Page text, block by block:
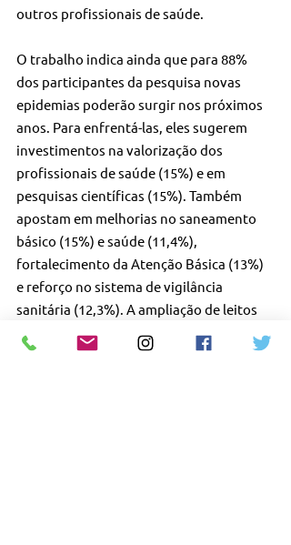
outros profissionais de saúde.
O trabalho indica ainda que para 88%
dos participantes da pesquisa novas
epidemias poderão surgir nos próximos
anos. Para enfrentá-las, eles sugerem
investimentos na valorização dos
profissionais de saúde (15%) e em
pesquisas científicas (15%). Também
apostam em melhorias no saneamento
básico (15%) e saúde (11,4%),
fortalecimento da Atenção Básica (13%)
e reforço no sistema de vigilância
sanitária (12,3%). A ampliação de leitos
de internação e de UTI foi indicada por
10,6% e 8,6% dos entrevistados,